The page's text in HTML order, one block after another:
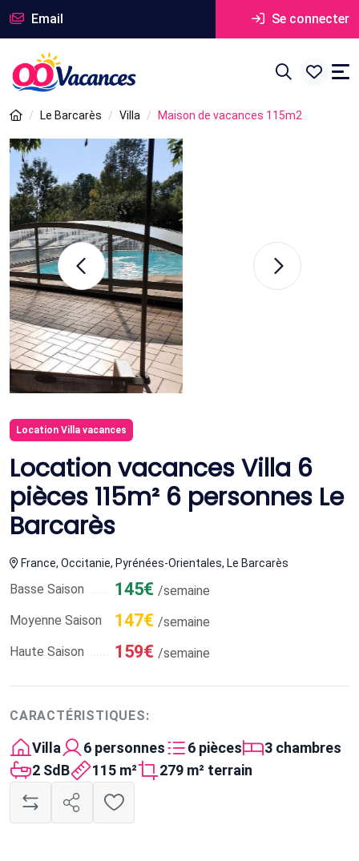
Email Se connecter
Le Barcarès Villa Maison de vacances 115m2
Location Villa vacances
Location vacances Villa 6
pièces 115m² 6 personnes Le
Barcarès
France, Occitanie, Pyrénées-Orientales, Le Barcarès
Basse Saison 145€ /semaine
Moyenne Saison
147€ /semaine
Haute Saison
159€ /semaine
CARACTÉRISTIQUES:
Villa 6 personnes 6 pièces
3 chambres
2 SdB
115 m² 279 m² terrain